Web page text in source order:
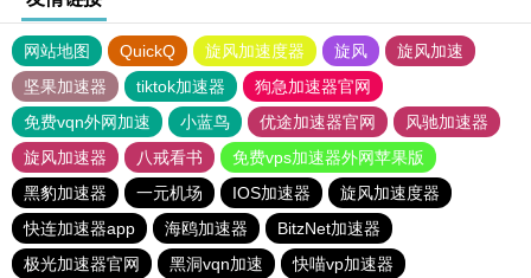
网站地图 QuickQ 旋风加速度器 旋风
旋风加速
坚果加速器
tiktok加速器
狗急加速器官网
免费vqn外网加速
小蓝鸟 优途加速器官网
风驰加速器
旋风加速器
八戒看书
免费vps加速器外网苹果版
黑豹加速器
一元机场 IOS加速器
旋风加速度器
快连加速器app
海鸥加速器
BitzNet加速器
极光加速器官网
黑洞vqn加速 快喵vp加速器